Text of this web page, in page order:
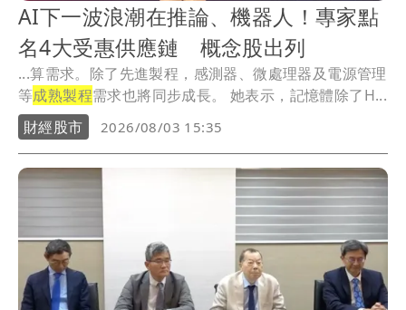
AI下一波浪潮在推論、機器人！專家點
名4大受惠供應鏈 概念股出列
...算需求。除了先進製程，感測器、微處理器及電源管理
等成熟製程
需求也將同步成長。 她表示，記憶體除了H...
財經股市
2026/08/03 15:35